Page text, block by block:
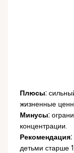
Плюсы:
жизненные
Минусы:
концентрации.
Рекомендация:
детьми старше